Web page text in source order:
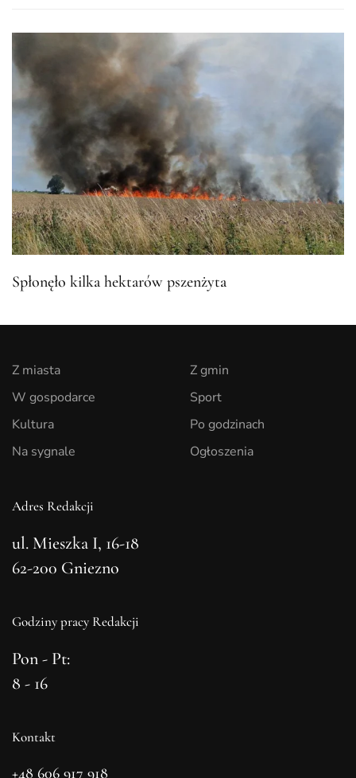
Spłonęło kilka hektarów pszenżyta
Z miasta
W gospodarce
Kultura
Na sygnale
Z gmin
Sport
Po godzinach
Ogłoszenia
Adres Redakcji
ul. Mieszka I, 16-18
62-200 Gniezno
Godziny pracy Redakcji
Pon - Pt:
8 - 16
Kontakt
+48 606 917 918